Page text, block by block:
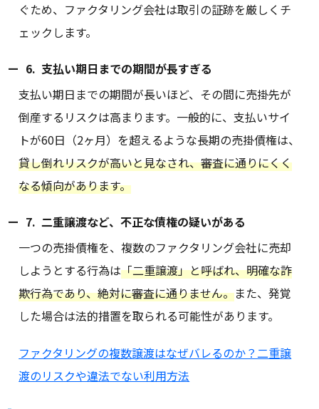
ぐため、ファクタリング会社は取引の証跡を厳しくチ
ェックします。
6. 支払い期日までの期間が長すぎる
支払い期日までの期間が長いほど、その間に売掛先が
倒産するリスクは高まります。一般的に、支払いサイ
トが60日（2ヶ月）を超えるような長期の売掛債権は、
貸し倒れリスクが高いと見なされ、審査に通りにくく
なる傾向があります。
7. 二重譲渡など、不正な債権の疑いがある
一つの売掛債権を、複数のファクタリング会社に売却
しようとする行為は「二重譲渡」と呼ばれ、明確な詐
欺行為であり、絶対に審査に通りません。また、発覚
した場合は法的措置を取られる可能性があります。
ファクタリングの複数譲渡はなぜバレるのか？二重譲
渡のリスクや違法でない利用方法